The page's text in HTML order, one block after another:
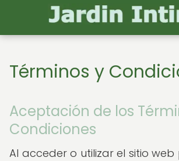
Términos y
Aceptación de los
Condiciones
Al acceder o utilizar el sitio